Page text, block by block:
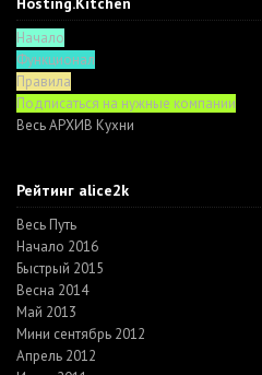
Начало
Функционал
Правила
Подписаться на нужные компании
Весь АРХИВ Кухни
Рейтинг alice2k
Весь Путь
Начало 2016
Быстрый 2015
Весна 2014
Май 2013
Мини сентябрь 2012
Апрель 2012